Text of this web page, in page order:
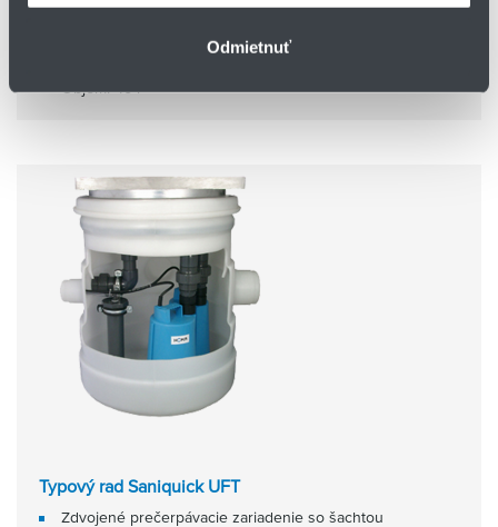
Odmietnuť
Pripojenie výtlaku: R 1 1/4" vnútorný závit
Objem: 40 l
Typový rad Saniquick UFT
Zdvojené prečerpávacie zariadenie so šachtou